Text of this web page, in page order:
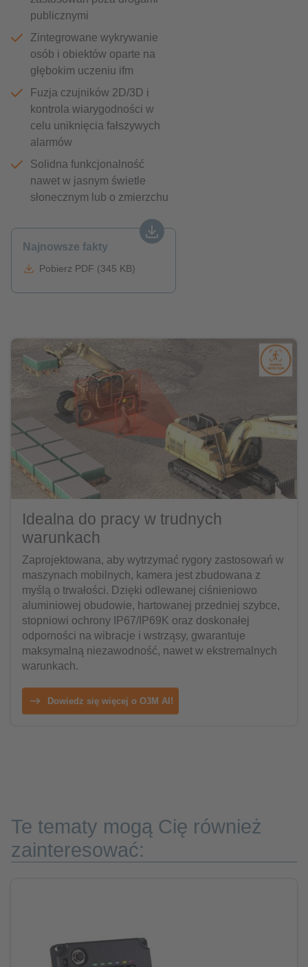
publicznymi
Zintegrowane wykrywanie
osób i obiektów oparte na
głębokim uczeniu ifm
Fuzja czujników 2D/3D i
kontrola wiarygodności w
celu uniknięcia fałszywych
alarmów
Solidna funkcjonalność
nawet w jasnym świetle
słonecznym lub o zmierzchu
Najnowsze fakty
Pobierz PDF (345 KB)
Idealna do pracy w trudnych
warunkach
Zaprojektowana, aby wytrzymać rygory zastosowań w
maszynach mobilnych, kamera jest zbudowana z
myślą o trwałości. Dzięki odlewanej ciśnieniowo
aluminiowej obudowie, hartowanej przedniej szybce,
stopniowi ochrony IP67/IP69K oraz doskonałej
odporności na wibracje i wstrząsy, gwarantuje
maksymalną niezawodność, nawet w ekstremalnych
warunkach.
Dowiedz się więcej o O3M AI!
Te tematy mogą Cię również
zainteresować: